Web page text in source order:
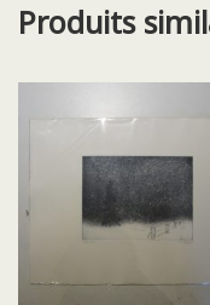
Produits